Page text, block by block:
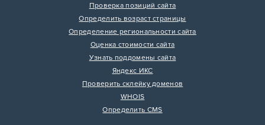
Проверка позиций сайта
Определить возраст страницы
Определение региональности сайта
Оценка стоимости сайта
Узнать поддомены сайта
Яндекс ИКС
Проверить склейку доменов
WHOIS
Определить CMS